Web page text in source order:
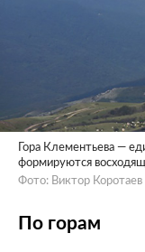
Гора Клементьева —
формируются
Фото: Виктор
По горам